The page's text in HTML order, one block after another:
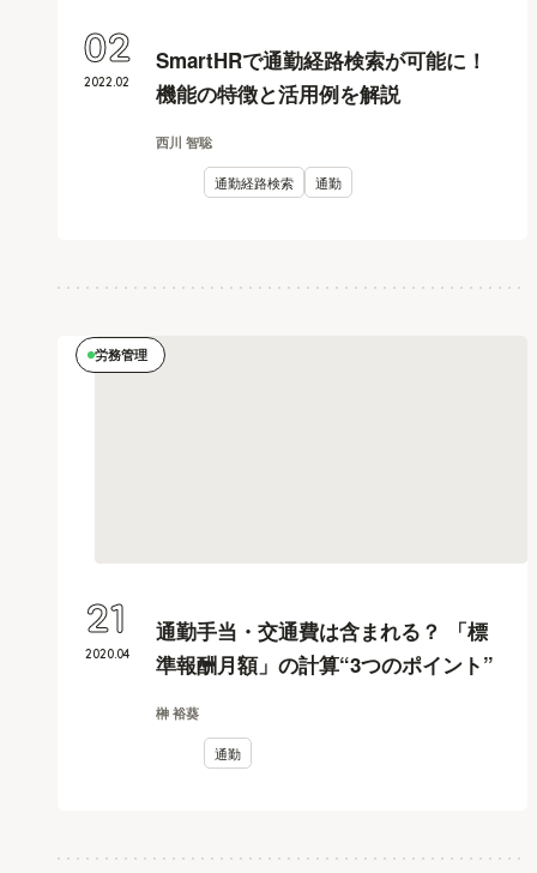
SmartHRで通勤経路検索が可能に！
機能の特徴と活用例を解説
西川 智聡
通勤経路検索 通勤
2022.02
02
労務管理
通勤手当・交通費は含まれる？ 「標
準報酬月額」の計算“3つのポイント”
榊 裕葵
通勤
2020.04
21